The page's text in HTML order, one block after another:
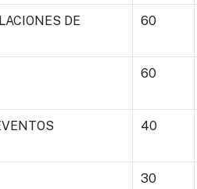
DE
60
60
40
30